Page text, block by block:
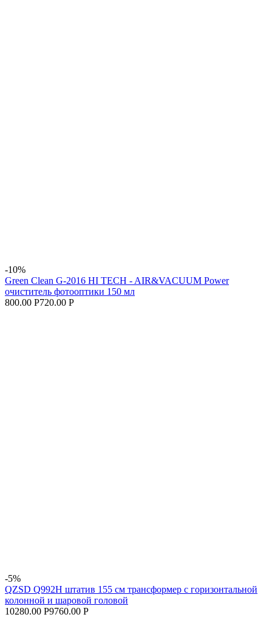
-10%
Green Clean G-2016 HI TECH - AIR&VACUUM Power
очиститель фотооптики 150 мл
800.00 Р720.00 Р
-5%
QZSD Q992H штатив 155 см трансформер с горизонтальной
колонной и шаровой головой
10280.00 Р9760.00 Р